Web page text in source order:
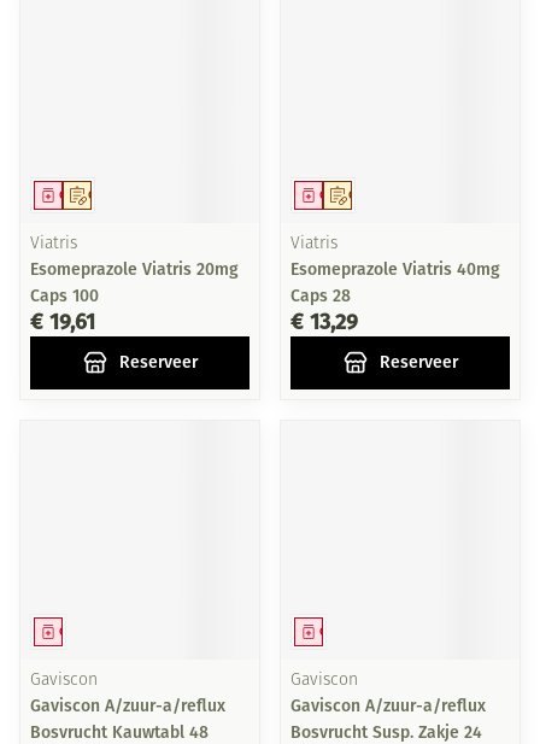
Op voorschrift
Geneesmiddel
Viatris
Esomeprazole Viatris 20mg
Caps 100
€ 19,61
Reserveer
Op voorschrift
Geneesmiddel
Viatris
Esomeprazole Viatris 40mg
Caps 28
€ 13,29
Reserveer
Geneesmiddel
Gaviscon
Gaviscon A/zuur-a/reflux
Bosvrucht Kauwtabl 48
Geneesmiddel
Gaviscon
Gaviscon A/zuur-a/reflux
Bosvrucht Susp. Zakje 24